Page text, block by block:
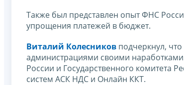
Также был представлен опыт ФНС
упрощения платежей в бюджет.
Виталий Колесников подчеркнул,
администрациями своими
России и Государственного комитета
систем АСК НДС и Онлайн ККТ.